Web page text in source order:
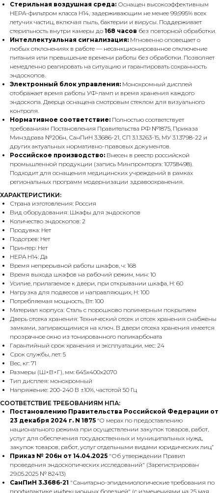
Стерильная воздушная среда: Оснащен высокоэффективным
HEPA-фильтром класса H14, задерживающим не менее 99,995% всех
летучих частиц, включая пыль, бактерии и вирусы. Поддерживает
стерильность внутри камеры до 168 часов без повторной обработки.
Интеллектуальная сигнализация: Мгновенно оповещает о
любых отклонениях в работе — несанкционированное отключение
питания или превышение времени работы без обработки. Позволяет
немедленно реагировать на ситуацию и гарантировать сохранность
эндоскопов.
Электронный блок управления: Монохромный дисплей
отображает время работы УФ-ламп и время хранения каждого
эндоскопа. Дверца оснащена смотровым стеклом для визуального
контроля.
Нормативное соответствие: Полностью соответствует
требованиям Постановления Правительства РФ №1875, Приказа
Минздрава №206н, СанПиН 3.3686-21, СП 3.1.3263-15, МУ 3.1.3798-22 и
других актуальных нормативно-правовых документов.
Российское производство: Внесен в реестр российской
промышленной продукции (запись Минпромторга: 10758498).
Подходит для оснащения медицинских учреждений в рамках
региональных программ модернизации здравоохранения.
ХАРАКТЕРИСТИКИ:
Страна изготовления: Россия
Вид оборудования: Шкафы для эндоскопов
Количество эндоскопов: 2
Продувка: Нет
Подогрев: Нет
Принтер: Нет
HEPA H14: Да
Время непрерывной работы шкафов, ч: 168
Время выхода шкафов на рабочий режим, мин: 10
Усилие, прилагаемое к двери, при открывании шкафа, Н: 60
Нагрузка для подвесов и направляющих, H: 100
Потребляемая мощность, Вт: 100
Материал корпуса: Сталь с порошково полимерным покрытием
Дверь отсека хранения: Технический отсек и отсек хранения снабжены
замками, запирающимися на ключ. В двери отсека хранения имеется
прозрачное окно из тонированного поликарбоната
Гарантийный срок хранения и эксплуатации, мес: 24
Срок службы, лет: 5
Вес, кг: 71
Размеры (Ш×В×Г), мм: 645х400х2070
Тип дисплея: монохромный
Напряжение: 200-240 В ±10%, частотой 50 Гц
СООТВЕТСТВИЕ ТРЕБОВАНИЯМ НПА:
Постановлению Правительства Российской Федерации от
23 декабря 2024 г. N 1875 “О мерах по предоставлению
национального режима при осуществлении закупок товаров, работ,
услуг для обеспечения государственных и муниципальных нужд,
закупок товаров, работ, услуг отдельными видами юридических лиц”
Приказ № 206н от 14.04.2025 "Об утверждении Правил
проведения эндоскопических исследований" (Зарегистрирован
29.05.2025 № 82413)
СанПиН 3.3686-21 "Санитарно-эпидемиологические требования по
профилактике инфекционных болезней" (с изменениями на 25 мая